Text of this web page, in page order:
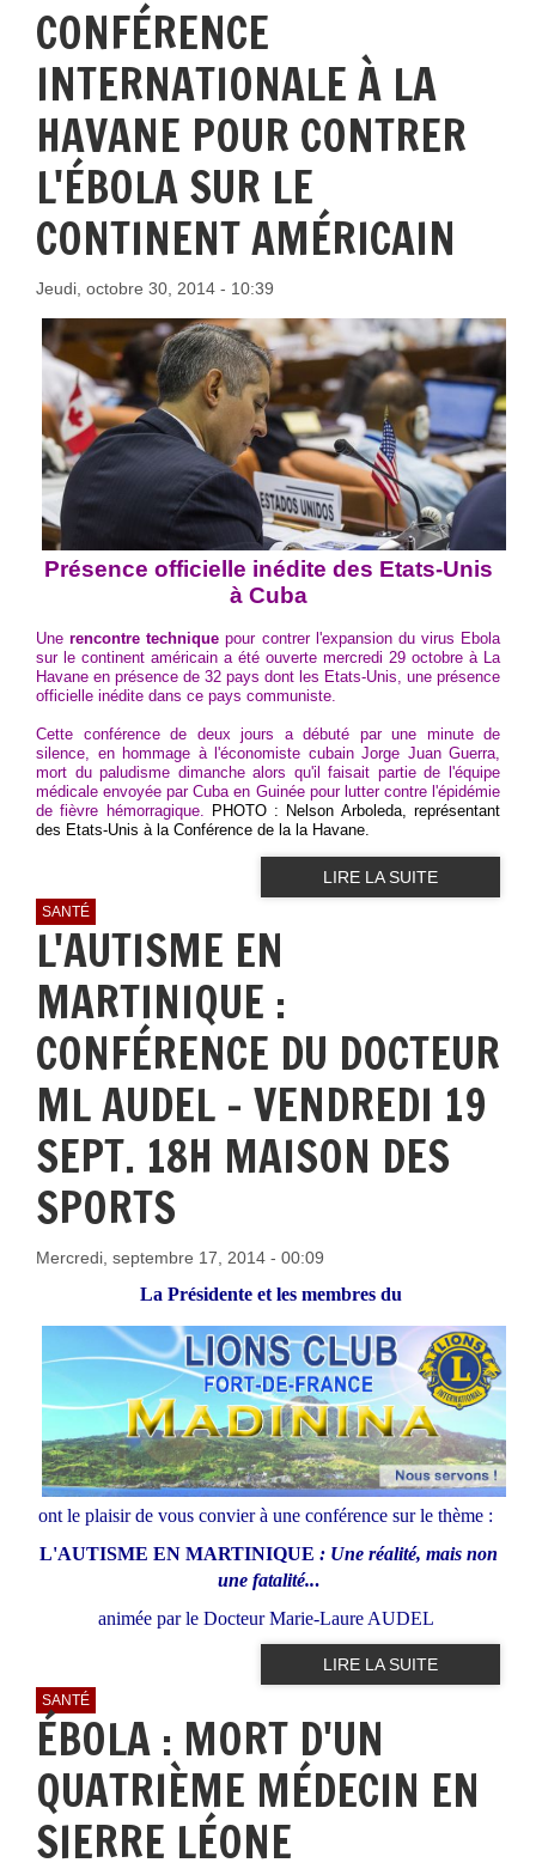
CONFÉRENCE
INTERNATIONALE À LA
HAVANE POUR CONTRER
L'ÉBOLA SUR LE
CONTINENT AMÉRICAIN
Jeudi, octobre 30, 2014 - 10:39
Présence officielle inédite des Etats-Unis
à Cuba
Unerencontre technique pour contrer l'expansion du virus Ebola
sur le continent américain a été ouverte mercredi 29 octobre à La
Havane en présence de 32 pays dont les Etats-Unis, une présence
officielle inédite dans ce pays communiste.
Cette conférence de deux jours a débuté par une minute de
silence, en hommage à l'économiste cubain Jorge Juan Guerra,
mort du paludisme dimanche alors qu'il faisait partie de l'équipe
médicale envoyée par Cuba en Guinée pour lutter contre l'épidémie
de fièvre hémorragique.
PHOTO : Nelson Arboleda, représentant
des Etats-Unis à la Conférence de la la Havane.
LIRE LA SUITE
SANTÉ
L'AUTISME EN
MARTINIQUE :
CONFÉRENCE DU DOCTEUR
ML AUDEL - VENDREDI 19
SEPT. 18H MAISON DES
SPORTS
Mercredi, septembre 17, 2014 - 00:09
La Présidente et les membres du
ont le plaisir de vous convier à une conférence sur le thème :
L'AUTISME EN MARTINIQUE : Une réalité, mais non
une fatalité...
animée par le Docteur Marie-Laure AUDEL
LIRE LA SUITE
SANTÉ
ÉBOLA : MORT D'UN
QUATRIÈME MÉDECIN EN
SIERRE LÉONE